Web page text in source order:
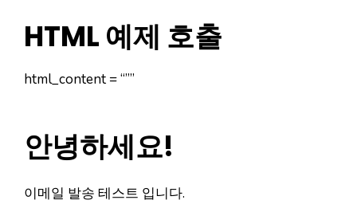
HTML 예제 호출
html_content = “””
안녕하세요!
이메일 발송 테스트 입니다.